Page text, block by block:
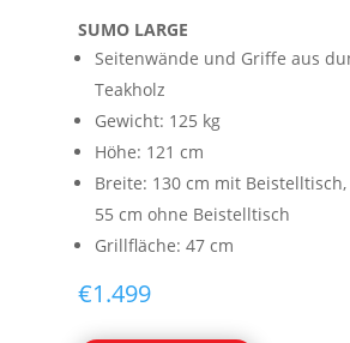
SUMO LARGE
Seitenwände und Griffe aus
Teakholz
Gewicht: 125 kg
Höhe: 121 cm
Breite: 130 cm mit Beistelltisch,
55 cm ohne Beistelltisch
Grillfläche: 47 cm
€1.499